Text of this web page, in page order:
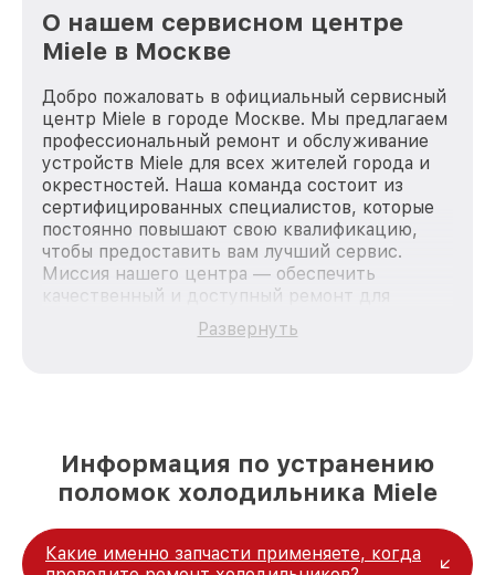
О нашем сервисном центре
Miele в Москве
Добро пожаловать в официальный сервисный
центр Miele в городе Москве. Мы предлагаем
профессиональный ремонт и обслуживание
устройств Miele для всех жителей города и
окрестностей. Наша команда состоит из
сертифицированных специалистов, которые
постоянно повышают свою квалификацию,
чтобы предоставить вам лучший сервис.
Миссия нашего центра — обеспечить
качественный и доступный ремонт для
каждого пользователя продукции Miele, вне
зависимости от сложности поломки. Мы
и лояльности наших клиентов.
Развернуть
Информация по устранению
поломок холодильника Miele
Какие именно запчасти применяете, когда